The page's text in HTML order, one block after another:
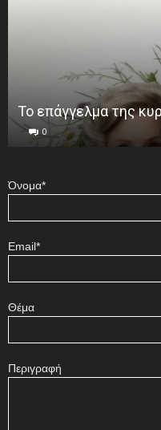
Το επάγγελμα της
0
Όνομα*
Email*
Θέμα
Περιγραφή